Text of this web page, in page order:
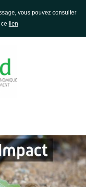
vous pouvez consulter
lien